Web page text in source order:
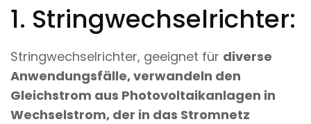
1. Stringwechselrichter:
Stringwechselrichter, geeignet für diverse
Anwendungsfälle, verwandeln den
Gleichstrom aus Photovoltaikanlagen in
Wechselstrom, der in das Stromnetz